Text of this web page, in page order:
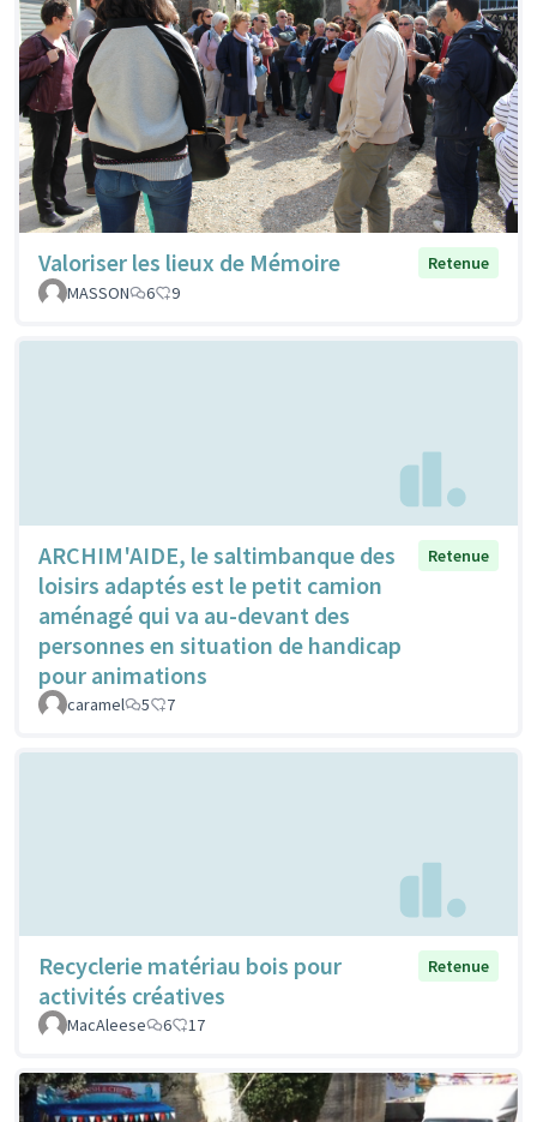
Valoriser les lieux de Mémoire
Retenue
MASSON
6 9
ARCHIM'AIDE, le saltimbanque des
loisirs adaptés est le petit camion
aménagé qui va au-devant des
personnes en situation de handicap
pour animations
Retenue
caramel 5 7
Recyclerie matériau bois pour
activités créatives
Retenue
MacAleese 6 17